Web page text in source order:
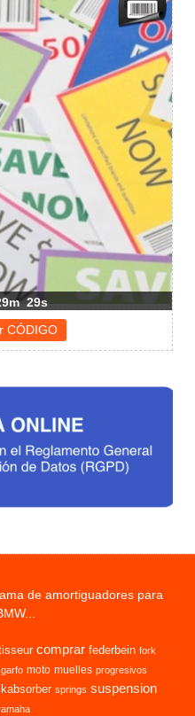
29s
de amortiguadores para
comprar federbein fork
moto muelles progresivos
springs suspension